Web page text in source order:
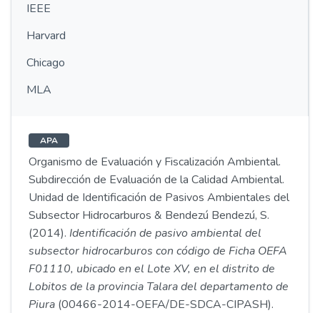
IEEE
Harvard
Chicago
MLA
APA
Organismo de Evaluación y Fiscalización Ambiental.
Subdirección de Evaluación de la Calidad Ambiental.
Unidad de Identificación de Pasivos Ambientales del
Subsector Hidrocarburos & Bendezú Bendezú, S.
(2014). Identificación de pasivo ambiental del
subsector hidrocarburos con código de Ficha OEFA
F01110, ubicado en el Lote XV, en el distrito de
Lobitos de la provincia Talara del departamento de
Piura (00466-2014-OEFA/DE-SDCA-CIPASH).